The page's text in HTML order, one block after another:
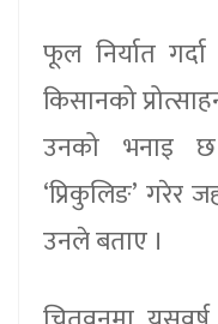
फूल निर्यात
किसानको
उनको भनाइ
‘प्रिकुलिङ’
उनले बताए ।